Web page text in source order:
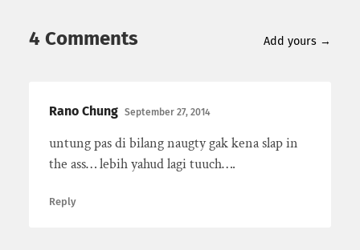
4 Comments Add yours →
Rano Chung September 27, 2014
untung pas di bilang naugty gak kena slap in
the ass… lebih yahud lagi tuuch….
Reply